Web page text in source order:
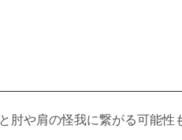
肘や肩の怪我に繋がる可能